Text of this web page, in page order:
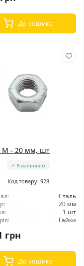
До кошика
М - 20 мм, шт
В наявності
Код товару: 928
Сталь
20 мм
1 шт
Гайки
грн
До кошика